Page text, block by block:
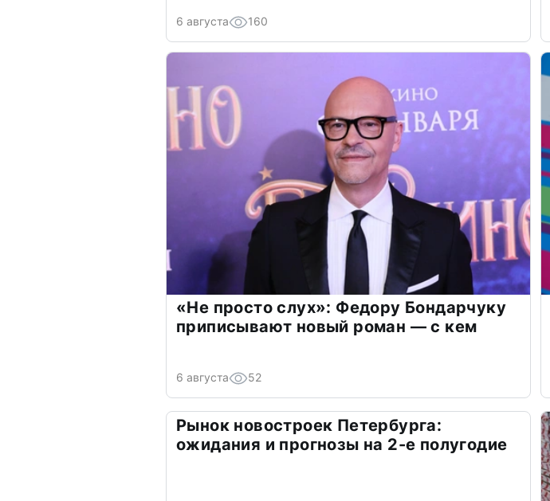
6 августа 160
«Не просто слух»: Федору Бондарчуку
приписывают новый роман — с кем
6 августа 52
Рынок новостроек Петербурга:
ожидания и прогнозы на 2-е полугодие